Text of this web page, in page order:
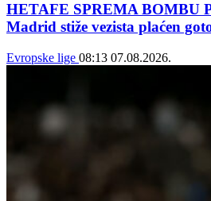
HETAFE SPREMA BOMBU
Madrid stiže vezista plaćen
Evropske lige 08:13 07.08.2026.